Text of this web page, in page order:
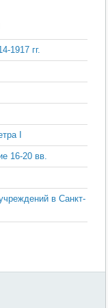
1917 гг.
I
16-20 вв.
в Санкт-